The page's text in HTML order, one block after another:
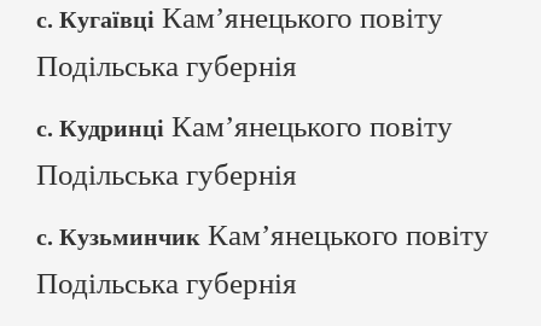
с. Кугаївці Кам’янецького повіту
Подільська губернія
с. Кудринці Кам’янецького повіту
Подільська губернія
с. Кузьминчик Кам’янецького повіту
Подільська губернія